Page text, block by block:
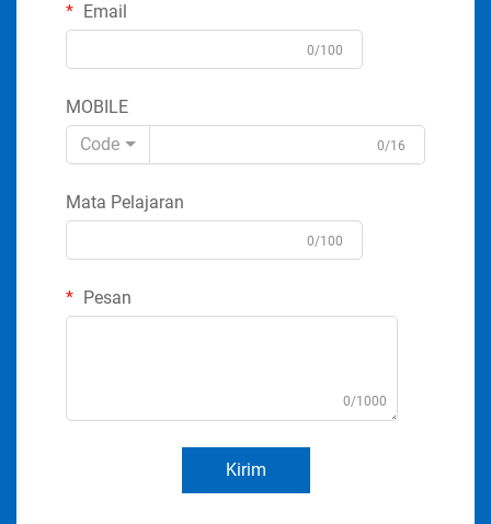
Email
0/100
MOBILE
Code
0/16
Mata Pelajaran
0/100
Pesan
0/1000
Kirim